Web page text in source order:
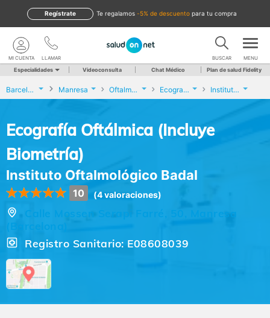
te regalamos -5% de descuento para tu compra
Regístrate
LLAMAR
MI CUENTA BUSCAR MENU
Especialidades Videoconsulta Chat Médico Plan de salud Fidelity
Barcelona Manresa Oftalmología Ecografía Oftálmica (Incluye Biometría) Instituto Oftalmológico Badal
Ecografía Oftálmica (Incluye
Biometría)
Instituto Oftalmológico Badal
10 (4 valoraciones)
Calle Mossen Serapi Farré, 50, Manresa
(Barcelona)
Registro Sanitario: E08608039